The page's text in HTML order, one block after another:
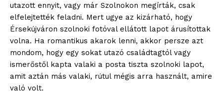
utazott ennyit, vagy már Szolnokon megírták, csak
elfelejtették feladni. Mert ugye az kizárható, hogy
Érsekújváron szolnoki fotóval ellátott lapot árusítottak
volna. Ha romantikus akarok lenni, akkor persze azt
mondom, hogy egy sokat utazó családtagtól vagy
ismerőstől kapta valaki a posta tiszta szolnoki lapot,
amit aztán más valaki, rútul mégis arra használt, amire
való volt.